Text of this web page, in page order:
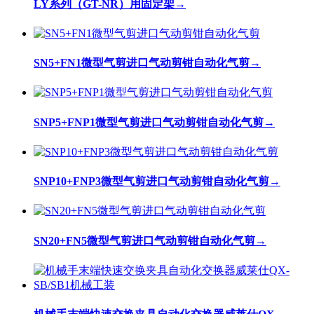
LY系列（GT-NR）用固定架→
SN5+FN1微型气剪进口气动剪钳自动化气剪→
SNP5+FNP1微型气剪进口气动剪钳自动化气剪→
SNP10+FNP3微型气剪进口气动剪钳自动化气剪→
SN20+FN5微型气剪进口气动剪钳自动化气剪→